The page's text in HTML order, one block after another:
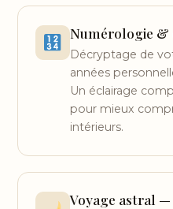
Numérologie &
Décryptage de
années
Un éclairage
pour mieux
intérieurs.
Voyage astral